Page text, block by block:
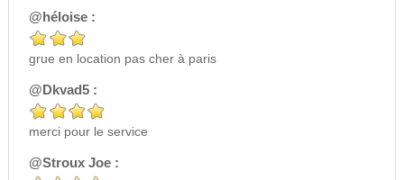
@héloise :
grue en location pas cher à paris
@Dkvad5 :
merci pour le service
@Stroux Joe :